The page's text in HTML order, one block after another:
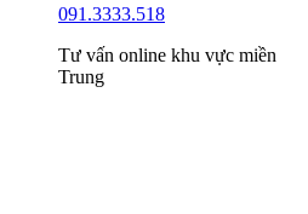
091.3333.518
Tư vấn online khu vực miền
Trung